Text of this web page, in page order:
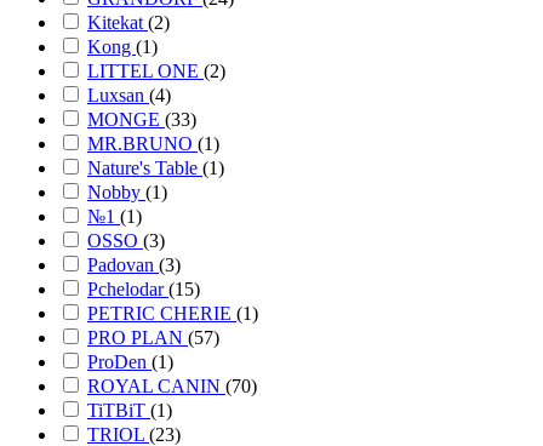
Kitekat (2)
Kong (1)
LITTEL ONE (2)
Luxsan (4)
MONGE (33)
MR.BRUNO (1)
Nature's Table (1)
Nobby (1)
№1 (1)
OSSO (3)
Padovan (3)
Pchelodar(15)
PETRIC CHERIE (1)
PRO PLAN (57)
ProDen (1)
ROYAL CANIN (70)
TiTBiT (1)
TRIOL (23)